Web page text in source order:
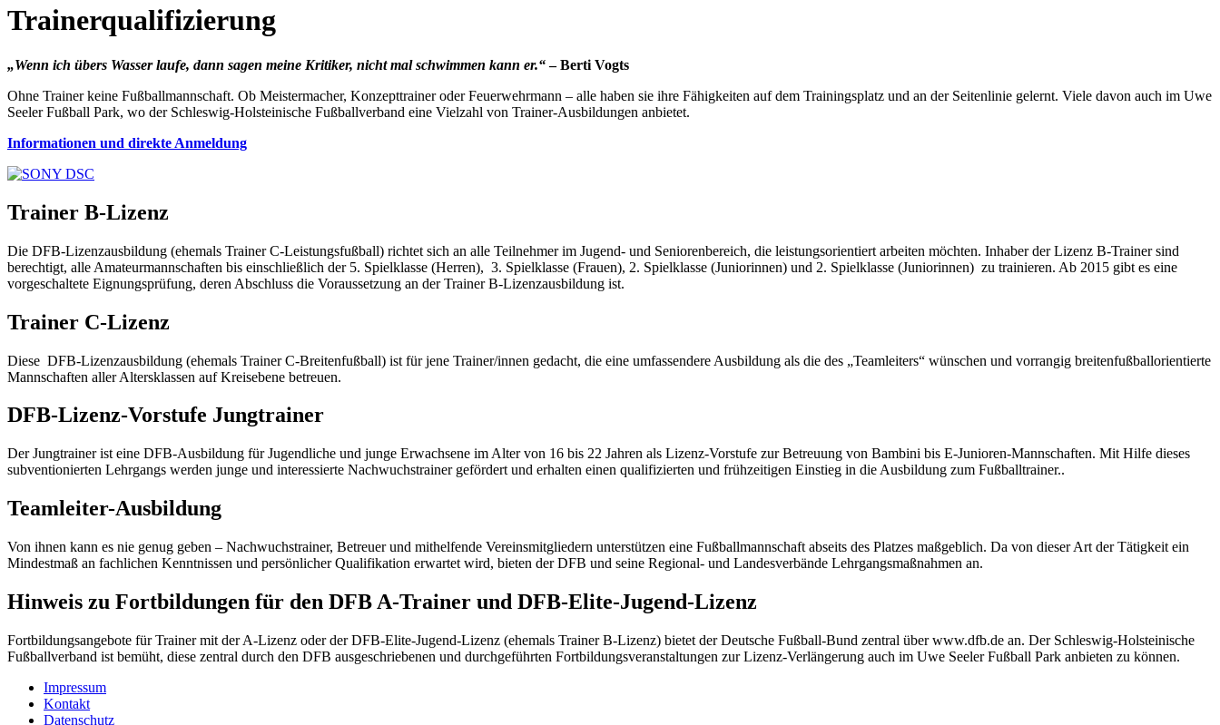
Trainerqualifizierung
„Wenn ich übers Wasser laufe, dann sagen meine Kritiker, nicht mal schwimmen kann er.“– Berti Vogts
Ohne Trainer keine Fußballmannschaft. Ob Meistermacher, Konzepttrainer oder Feuerwehrmann – alle haben sie ihre Fähigkeiten auf dem Trainingsplatz und an der Seitenlinie gelernt. Viele davon auch im Uwe
Seeler Fußball Park, wo der Schleswig-Holsteinische Fußballverband eine Vielzahl von Trainer-Ausbildungen anbietet.
Informationen und direkte Anmeldung
Trainer B-Lizenz
Die DFB-Lizenzausbildung (ehemals Trainer C-Leistungsfußball) richtet sich an alle Teilnehmer im Jugend- und Seniorenbereich, die leistungsorientiert arbeiten möchten. Inhaber der Lizenz B-Trainer sind
berechtigt, alle Amateurmannschaften bis einschließlich der 5. Spielklasse (Herren), 3. Spielklasse (Frauen), 2. Spielklasse (Juniorinnen) und 2. Spielklasse (Juniorinnen) zu trainieren. Ab 2015 gibt es eine
vorgeschaltete Eignungsprüfung, deren Abschluss die Voraussetzung an der Trainer B-Lizenzausbildung ist.
Trainer C-Lizenz
Diese DFB-Lizenzausbildung (ehemals Trainer C-Breitenfußball) ist für jene Trainer/innen gedacht, die eine umfassendere Ausbildung als die des „Teamleiters“ wünschen und vorrangig breitenfußballorientierte
Mannschaften aller Altersklassen auf Kreisebene betreuen.
DFB-Lizenz-Vorstufe Jungtrainer
Der Jungtrainer ist eine DFB-Ausbildung für Jugendliche und junge Erwachsene im Alter von 16 bis 22 Jahren als Lizenz-Vorstufe zur Betreuung von Bambini bis E-Junioren-Mannschaften. Mit Hilfe dieses
subventionierten Lehrgangs werden junge und interessierte Nachwuchstrainer gefördert und erhalten einen qualifizierten und frühzeitigen Einstieg in die Ausbildung zum Fußballtrainer..
Teamleiter-Ausbildung
Von ihnen kann es nie genug geben – Nachwuchstrainer, Betreuer und mithelfende Vereinsmitgliedern unterstützen eine Fußballmannschaft abseits des Platzes maßgeblich. Da von dieser Art der Tätigkeit ein
Mindestmaß an fachlichen Kenntnissen und persönlicher Qualifikation erwartet wird, bieten der DFB und seine Regional- und Landesverbände Lehrgangsmaßnahmen an.
Hinweis zu Fortbildungen für den DFB A-Trainer und DFB-Elite-Jugend-Lizenz
Fortbildungsangebote für Trainer mit der A-Lizenz oder der DFB-Elite-Jugend-Lizenz (ehemals Trainer B-Lizenz) bietet der Deutsche Fußball-Bund zentral über www.dfb.de an. Der Schleswig-Holsteinische
Fußballverband ist bemüht, diese zentral durch den DFB ausgeschriebenen und durchgeführten Fortbildungsveranstaltungen zur Lizenz-Verlängerung auch im Uwe Seeler Fußball Park anbieten zu können.
Impressum
Kontakt
Datenschutz